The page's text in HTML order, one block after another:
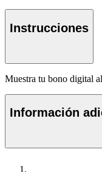
Instrucciones
Muestra tu bono digital
Información